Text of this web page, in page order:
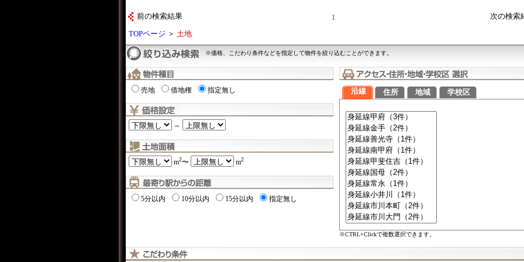
前の検索結果 1 次の検
TOPページ ＞ 土地
※価格、こだわり条件などを指定して物件を絞り込むことができます。
売地 借地権 指定無し
～
m2〜 m2
5分以内 10分以内 15分以内 指定無し
沿線 住所 地域 学校区
※CTRL+Clickで複数選択できます。